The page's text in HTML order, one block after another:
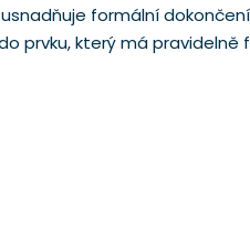
formální
prvku, který má